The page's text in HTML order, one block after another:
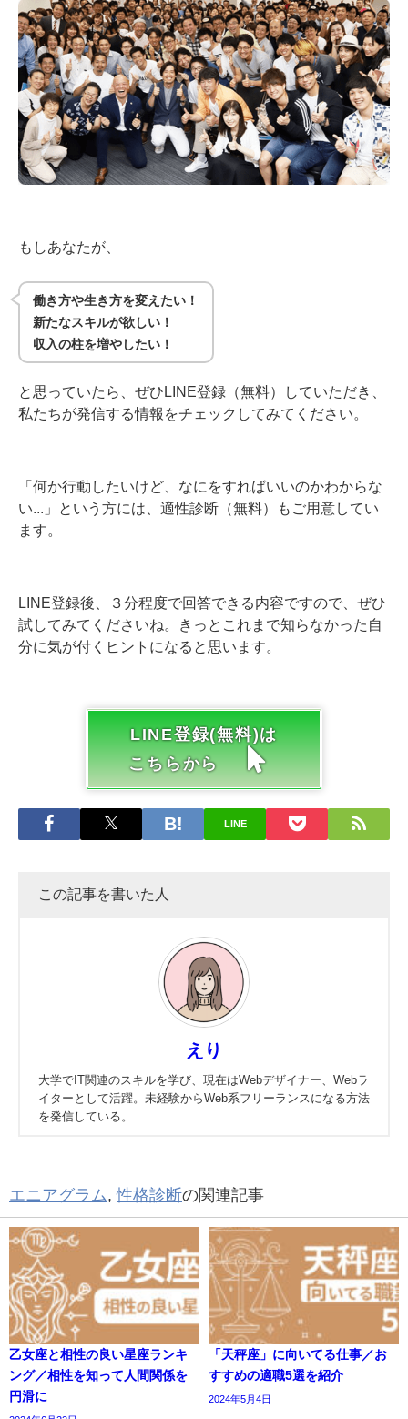
もしあなたが、
働き方や生き方を変えたい！
新たなスキルが欲しい！
収入の柱を増やしたい！
と思っていたら、ぜひLINE登録（無料）していただき、
私たちが発信する情報をチェックしてみてください。
「何か行動したいけど、なにをすればいいのかわからな
い...」という方には、適性診断（無料）もご用意してい
ます。
LINE登録後、３分程度で回答できる内容ですので、ぜひ
試してみてくださいね。きっとこれまで知らなかった自
分に気が付くヒントになると思います。
LINE登録(無料)は
こちらから
LINE
この記事を書いた人
えり
大学でIT関連のスキルを学び、現在はWebデザイナー、Webラ
イターとして活躍。未経験からWeb系フリーランスになる方法
を発信している。
エニアグラム ,性格診断の関連記事
乙女座と相性の良い星座ランキ
ング／相性を知って人間関係を
円滑に
「天秤座」に向いてる仕事／お
すすめの適職5選を紹介
2024年5月4日